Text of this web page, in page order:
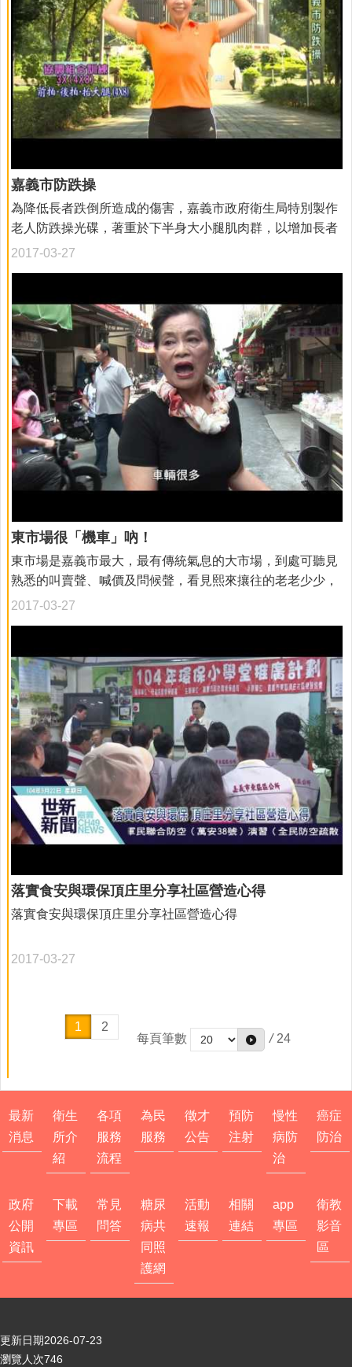
嘉義市防跌操
2017-03-27
為降低長者跌倒所造成的傷害，嘉義市政府衛生局特別製作
老人防跌操光碟，著重於下半身大小腿肌肉群，以增加長者
肌耐力、關節柔軟度及心肺功能，減少跌倒的發生及傷害，
老師以簡單易懂、輕快音樂帶動，主要分為暖身操、功能性
運動、緩和操3段。民眾可藉由平日運動融入防跌操的動
作，讓大、小腿肌肉，可以比較有力氣支撐身體並改善平
衡，走路就比較不會跌倒，以降低跌倒的發生及傷害 嘉義市
政府衛生局表示根據國健署國家訪問調查資料顯示，經過多
年老人防跌宣導提醒，國內老人跌倒盛行率已從2005年的
21.3%下降至2013年16.5%，惟跌墜仍是造成老人事故傷害
死亡的第二原因，而且隨著年齡的增加而升高，由於老人常
有高盛行率的共存疾病，例如：骨質疏鬆症，即使輕微的跌
倒也可能造成很大的危險。包括骨折、軟組織傷害或頭部外
融入運動中，讓身體肌耐力、平衡能力、敏捷性及協調性等
保持到最佳狀態，就可以大大降低跌倒的發生。另造成跌倒
危險的相關因素包含下肢無力、視力、平衡感變差、環境中
光線不良、地板濕滑等。而老人跌倒最常發生的地點為客
廳、浴室、街道上、公園及運動場等場所。也呼籲民眾應多
東市場很「機車」吶！
2017-03-27
東市場是嘉義市最大，最有傳統氣息的大市場，到處可聽見
熟悉的叫賣聲、喊價及問候聲，看見熙來攘往的老老少少，
她，是嘉義人的大型菜櫃，也是生活糧倉，更是共同的記
清甜蔬果香，也已被機車排放的廢氣掩蓋過去了，更令人作
噁的是，車輪轉動所帶出的揚塵，四處飄散嚴重影響食品的
衛生。 我們對東市場的期許是 倘若機車不進菜市場，那
麼……… 新鮮蔬果香，會回來！ 尚青A魚鮮味，會回來！
採買的人潮，會回來！ 最重要是嘉義人的大菜櫃，會陪我們
走過一代又一代…
落實食安與環保頂庄里分享社區營造心得
2017-03-27
落實食安與環保頂庄里分享社區營造心得
1
2
每頁筆數
/ 24
最新
消息
衛生
所介
紹
各項
服務
流程
為民
服務
徵才
公告
預防
注射
慢性
病防
治
癌症
防治
政府
公開
資訊
下載
專區
常見
問答
糖尿
病共
同照
護網
活動
速報
相關
連結
app
專區
衛教
影音
區
更新日期2026-07-23
瀏覽人次746